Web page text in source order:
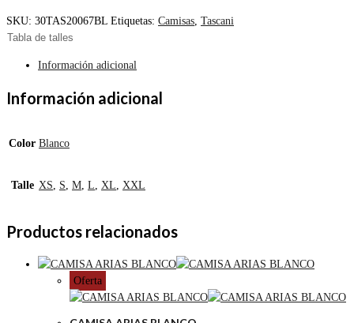
SKU: 30TAS20067BL Etiquetas: Camisas, Tascani
Tabla de talles
Información adicional
Información adicional
Color Blanco
Talle XS, S, M, L, XL, XXL
Productos relacionados
Oferta